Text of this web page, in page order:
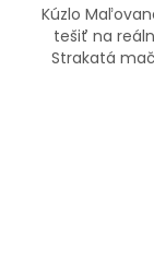
Kúzlo
tešiť na
Strakatá